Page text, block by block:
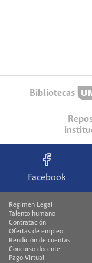
Bibliotecas
Facebook
Régimen Legal
Talento humano
Contratación
Ofertas de empleo
Rendición de cuentas
Concurso docente
Pago Virtual